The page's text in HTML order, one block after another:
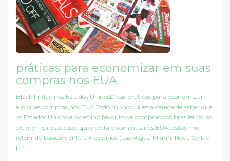
práticas para economizar em suas
compras nos EUA
Black Friday nos Estados UnidosDicas práticas para economizar
em suas compras nos EUA Todo mundo já está careca de saber que
os Estados Unidos é o destino favorito de compras dos brasileiros no
exterior. E neste caso, quando falo compras nos EUA, estou me
referindo basicamente a 4 destinos (Las Vegas, Miami, Nova York e
[...]